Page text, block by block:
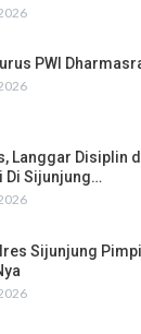
PWI
Langgar Disiplin
Di Sijunjung…
Sijunjung